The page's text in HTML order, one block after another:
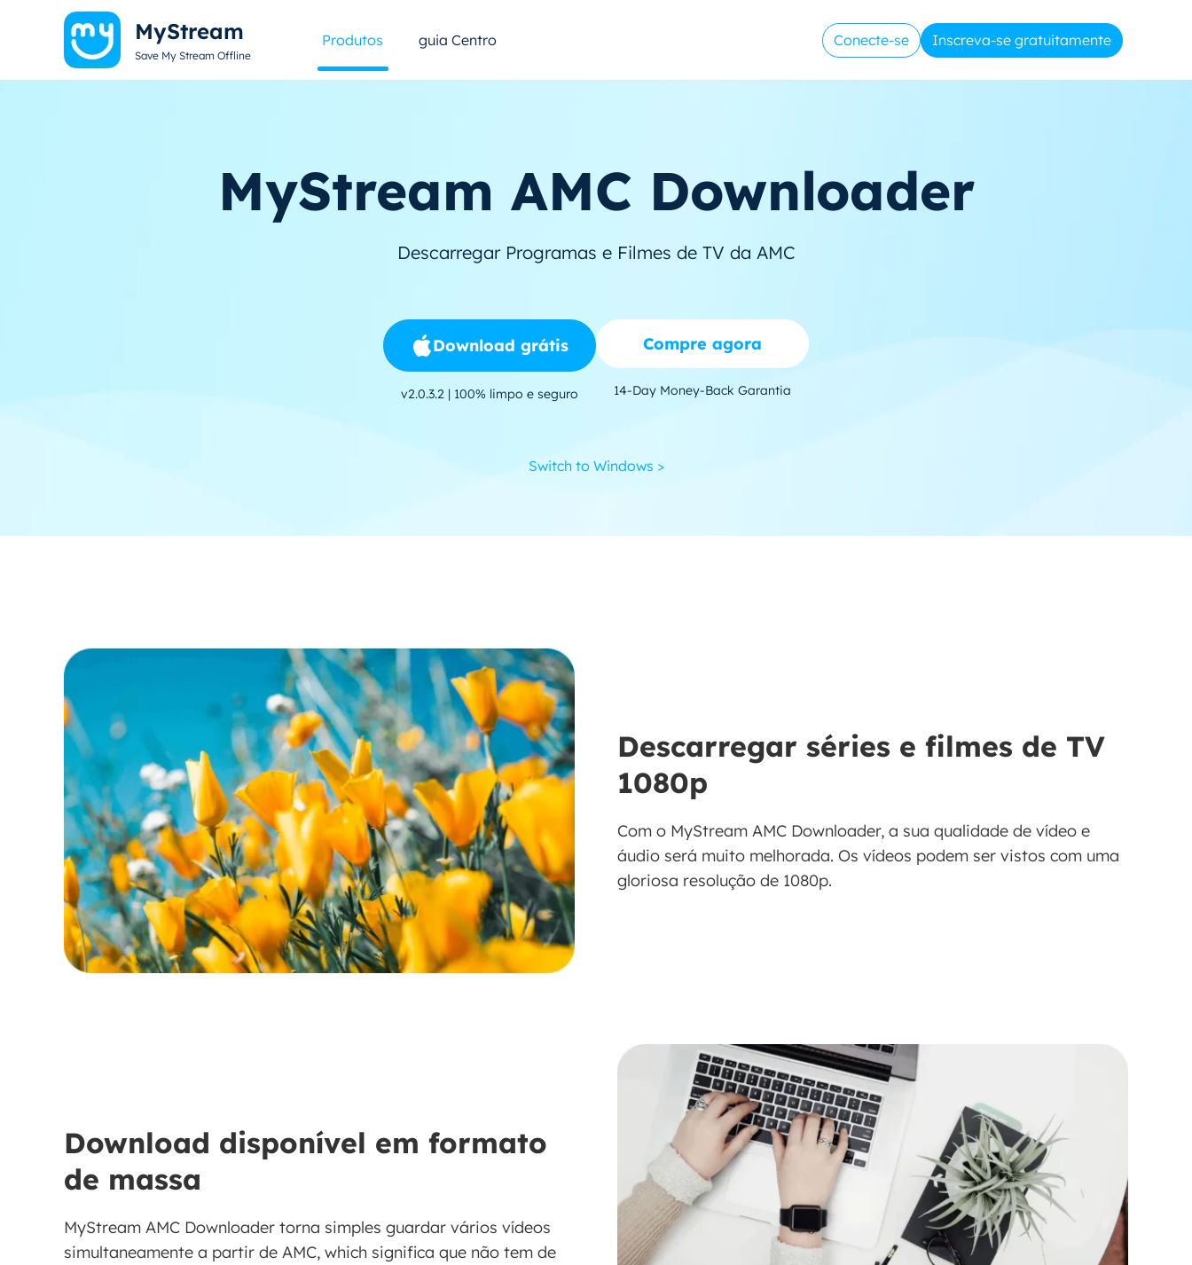
MyStream
Save My Stream Offline
Produtos guia Centro Conecte-se Inscreva-se gratuitamente
MyStream AMC Downloader
Descarregar Programas e Filmes de TV da AMC
Download grátis
v2.0.3.2 | 100% limpo e seguro
Compre agora
14-Day Money-Back Garantia
Switch to Windows >
Descarregar séries e filmes de TV
1080p
Com o MyStream AMC Downloader, a sua qualidade de vídeo e
áudio será muito melhorada. Os vídeos podem ser vistos com uma
gloriosa resolução de 1080p.
Download disponível em formato
de massa
MyStream AMC Downloader torna simples guardar vários vídeos
simultaneamente a partir de AMC, which significa que não tem de